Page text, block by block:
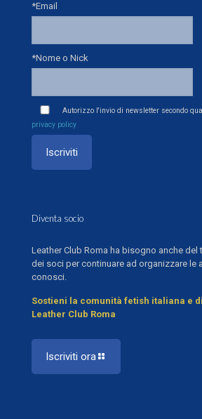
*Email
*Nome o Nick
Autorizzo l'invio di newsletter secondo
privacy policy
Diventa socio
Leather Club Roma ha bisogno anche del
dei soci per continuare ad organizzare le
conosci.
Sostieni la comunità fetish italiana e
Leather Club Roma
Iscriviti ora